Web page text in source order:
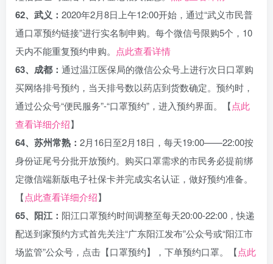
62、武义： 2020年2月8日上午12:00开始，通过“武义市民普
通口罩预约链接”进行实名制申购。每个微信号限购5个，10
天内不能重复预约申购。 点此查看详情
63、成都： 通过温江医保局的微信公众号上进行次日口罩购
买网络排号预约，当天排号数以药店到货数确定。预约时，
通过公众号“便民服务”-“口罩预约”，进入预约界面。【点此
查看详细介绍】
64、苏州常熟： 2月16日至2月18日，每天19:00——22:00按
身份证尾号分批开放预约。购买口罩需求的市民务必提前绑
定微信端新版电子社保卡并完成实名认证，做好预约准备。
【点此查看详细介绍】
65、阳江： 阳江口罩预约时间调整至每天20:00-22:00，快递
配送到家预约方式首先关注“广东阳江发布”公众号或“阳江市
场监管”公众号，点击【口罩预约】，下单预约口罩。【点此